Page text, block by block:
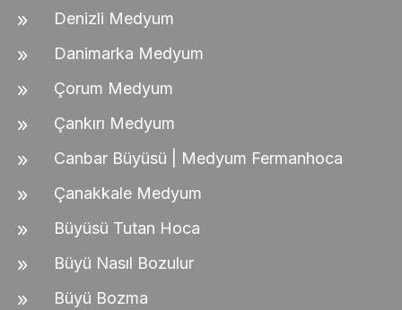
Denizli Medyum
Danimarka Medyum
Çorum Medyum
Çankırı Medyum
Canbar Büyüsü | Medyum Fermanhoca
Çanakkale Medyum
Büyüsü Tutan Hoca
Büyü Nasıl Bozulur
Büyü Bozma